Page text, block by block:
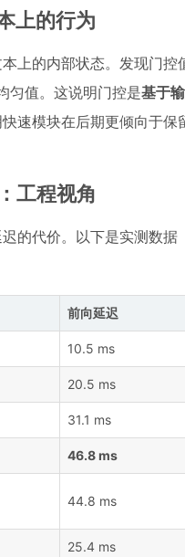
上的行为
上的内部状态。发现门
匀值。这说明门控是基于
速模块在后期更倾向于
工程视角
的代价。以下是实测数
前向延迟
10.5 ms
20.5 ms
31.1 ms
46.8 ms
44.8 ms
25.4 ms